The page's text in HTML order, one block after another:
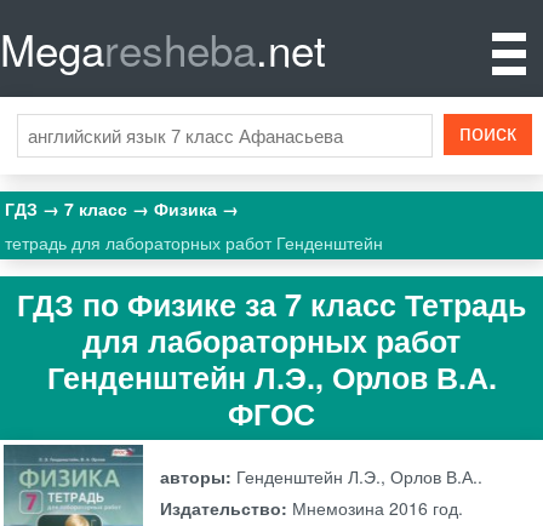
Megaresheba.net
ГДЗ 7 класс
Физика
тетрадь для лабораторных работ Генденштейн
ГДЗ по Физике за 7 класс Тетрадь
для лабораторных работ
Генденштейн Л.Э., Орлов В.А.
ФГОС
авторы: Генденштейн Л.Э., Орлов В.А..
Издательство: Мнемозина 2016 год.